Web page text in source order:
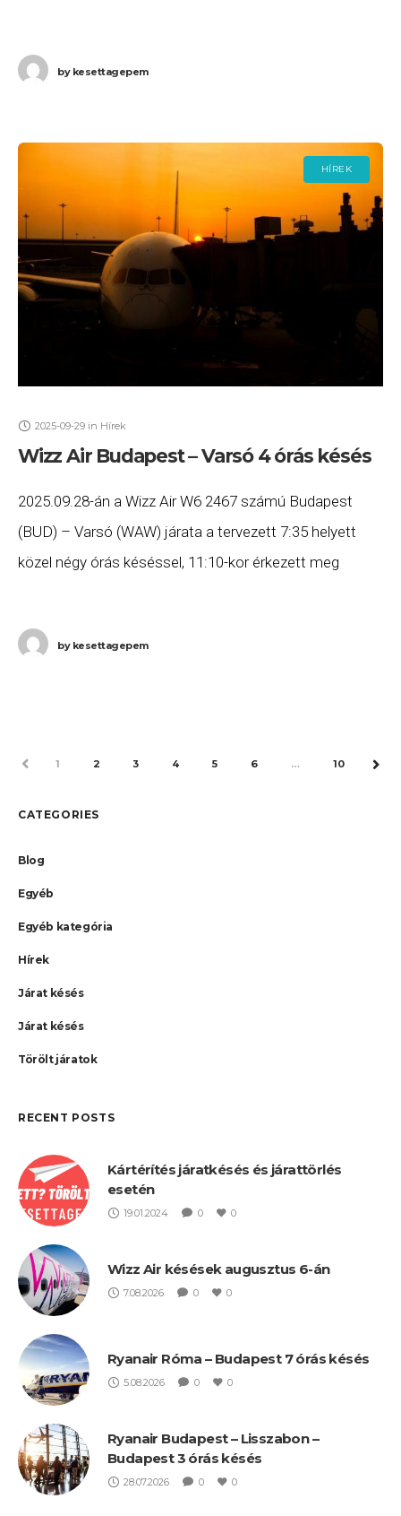
bykesettagepem
HÍREK
2025-09-29 in Hírek
Wizz Air Budapest – Varsó 4 órás késés
2025.09.28-án a Wizz Air W6 2467 számú Budapest
(BUD) – Varsó (WAW) járata a tervezett 7:35 helyett
közel négy órás késéssel, 11:10-kor érkezett meg
bykesettagepem
PREV1 2 3 4 5 6 … 10
CATEGORIES
Blog
Egyéb
Egyéb kategória
Hírek
Járat késés
Járat késés
Törölt járatok
RECENT POSTS
Kártérítés járatkésés és járattörlés
esetén
19.01.2024 0 0
Wizz Air késések augusztus 6-án
7.08.2026 0 0
Ryanair Róma – Budapest 7 órás késés
5.08.2026 0 0
Ryanair Budapest – Lisszabon –
Budapest 3 órás késés
28.07.2026 0 0